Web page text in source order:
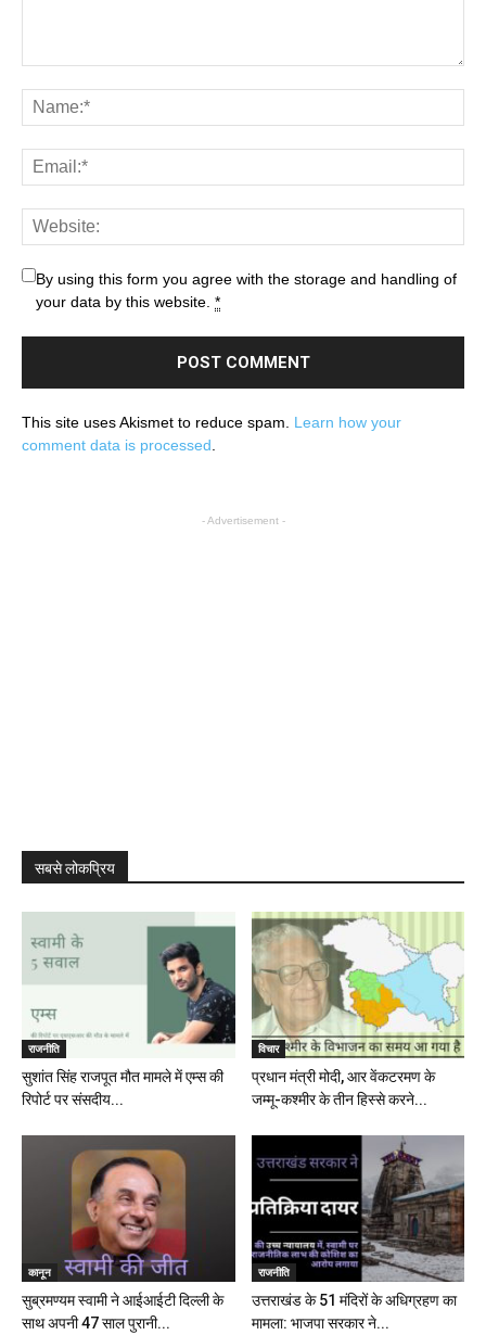
By using this form you agree with the storage and handling of
your data by this website. *
This site uses Akismet to reduce spam. Learn how your
comment data is processed
- Advertisement -
सबसे लोकप्रिय
राजनीति
सुशांत सिंह राजपूत मौत मामले में एम्स की
रिपोर्ट पर संसदीय...
विचार
प्रधान मंत्री मोदी, आर वेंकटरमण के
जम्मू-कश्मीर के तीन हिस्से करने...
कानून
सुब्रमण्यम स्वामी ने आईआईटी दिल्ली के
साथ अपनी 47 साल पुरानी...
राजनीति
उत्तराखंड के 51 मंदिरों के अधिग्रहण का
मामला: भाजपा सरकार ने...